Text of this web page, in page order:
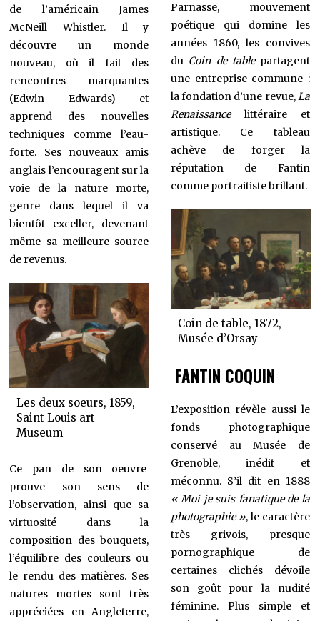
de l’américain James
McNeill Whistler. Il y
découvre un monde
nouveau, où il fait des
rencontres marquantes
(Edwin Edwards) et
apprend des nouvelles
techniques comme l’eau-
forte. Ses nouveaux amis
anglais l’encouragent sur la
voie de la nature morte,
genre dans lequel il va
bientôt exceller, devenant
même sa meilleure source
de revenus.
Les deux soeurs, 1859,
Saint Louis art
Museum
Ce pan de son oeuvre
prouve son sens de
l’observation, ainsi que sa
virtuosité dans la
composition des bouquets,
l’équilibre des couleurs ou
le rendu des matières. Ses
natures mortes sont très
appréciées en Angleterre,
Parnasse, mouvement
poétique qui domine les
années 1860, les convives
duCoin de tablepartagent
une entreprise commune :
la fondation d’une revue,La
Renaissancelittéraire et
artistique. Ce tableau
achève de forger la
réputation de Fantin
comme portraitiste brillant.
Coin de table, 1872,
Musée d’Orsay
FANTIN COQUIN
L’exposition révèle aussi le
fonds photographique
conservé au Musée de
Grenoble, inédit et
méconnu. S’il dit en 1888
« Moi je suis fanatique de la
photographie », le caractère
très grivois, presque
pornographique de
certaines clichés dévoile
son goût pour la nudité
féminine. Plus simple et